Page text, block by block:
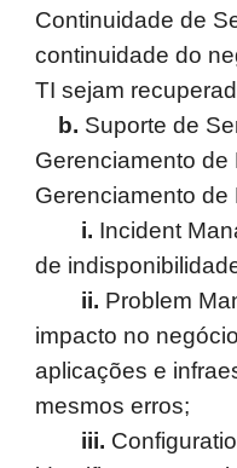
Continuidade de
continuidade do
TI sejam
b. Suporte de
Gerenciamento
Gerenciamento
i. Incident
de
ii. Problem
impacto no
aplicações e
mesmos erros;
iii.